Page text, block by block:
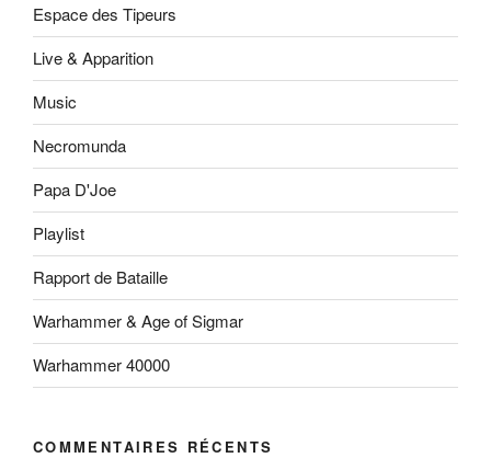
Espace des Tipeurs
Live & Apparition
Music
Necromunda
Papa D'Joe
Playlist
Rapport de Bataille
Warhammer & Age of Sigmar
Warhammer 40000
COMMENTAIRES RÉCENTS